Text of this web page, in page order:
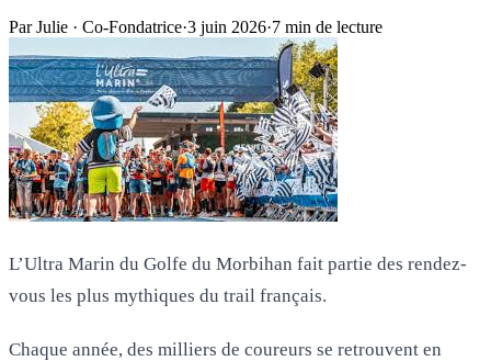
Par Julie · Co-Fondatrice·3 juin 2026·7 min de lecture
L’Ultra Marin du Golfe du Morbihan fait partie des rendez-
vous les plus mythiques du trail français.
Chaque année, des milliers de coureurs se retrouvent en